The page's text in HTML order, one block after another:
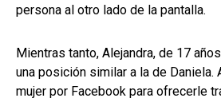
persona al otro lado de la pantalla.
Mientras tanto, Alejandra, de 17
una posición similar a la de Daniela.
mujer por Facebook para ofrecerle